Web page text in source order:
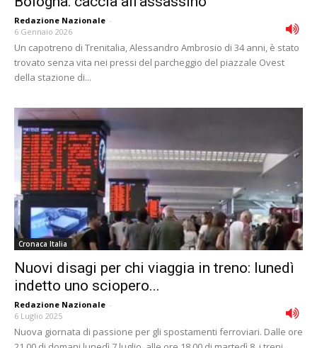
Redazione Nazionale -
6 Gennaio 2026
Un capotreno di Trenitalia, Alessandro Ambrosio di 34 anni, è stato
trovato senza vita nei pressi del parcheggio del piazzale Ovest
della stazione di...
Cronaca Italia
Nuovi disagi per chi viaggia in treno: lunedì
indetto uno sciopero...
Redazione Nazionale -
6 Luglio 2025
Nuova giornata di passione per gli spostamenti ferroviari. Dalle ore